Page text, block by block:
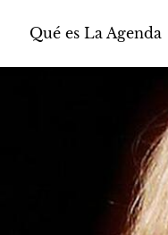
Qué es La Agenda